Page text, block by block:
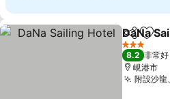
分享 加
DaNa
3 星級
8.2 非常好
峴港市
附設沙龍